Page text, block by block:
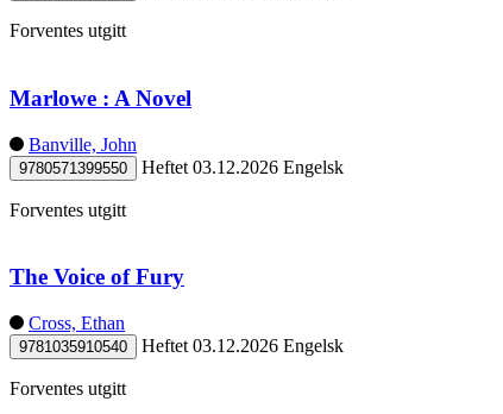
Forventes utgitt
Marlowe : A Novel
Banville, John
9780571399550 Heftet 03.12.2026 Engelsk
Forventes utgitt
The Voice of Fury
Cross, Ethan
9781035910540 Heftet 03.12.2026 Engelsk
Forventes utgitt